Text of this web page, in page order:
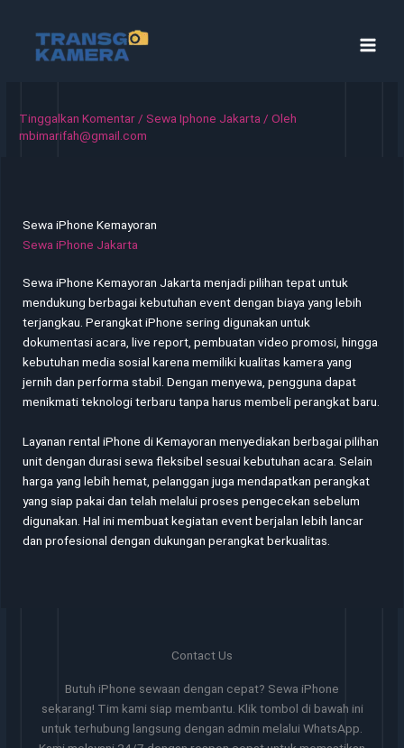
konten
Tinggalkan Komentar / Sewa Iphone Jakarta / Oleh
mbimarifah@gmail.com
Sewa iPhone Kemayoran
Sewa iPhone Jakarta
Sewa iPhone Kemayoran Jakarta menjadi pilihan tepat untuk
mendukung berbagai kebutuhan event dengan biaya yang lebih
terjangkau. Perangkat iPhone sering digunakan untuk
dokumentasi acara, live report, pembuatan video promosi, hingga
kebutuhan media sosial karena memiliki kualitas kamera yang
jernih dan performa stabil. Dengan menyewa, pengguna dapat
menikmati teknologi terbaru tanpa harus membeli perangkat baru.
Layanan rental iPhone di Kemayoran menyediakan berbagai pilihan
unit dengan durasi sewa fleksibel sesuai kebutuhan acara. Selain
harga yang lebih hemat, pelanggan juga mendapatkan perangkat
yang siap pakai dan telah melalui proses pengecekan sebelum
digunakan. Hal ini membuat kegiatan event berjalan lebih lancar
dan profesional dengan dukungan perangkat berkualitas.
Contact Us
Butuh iPhone sewaan dengan cepat? Sewa iPhone
sekarang! Tim kami siap membantu. Klik tombol di bawah ini
untuk terhubung langsung dengan admin melalui WhatsApp.